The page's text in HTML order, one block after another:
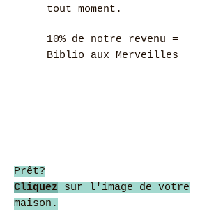
tout moment.
10% de notre revenu =
Biblio aux Merveilles
Prêt?
Cliquez sur l'image de votre
maison.